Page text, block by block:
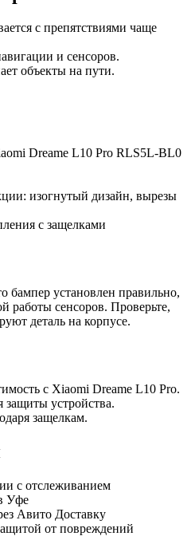
с препятствиями чаще
и сенсоров.
объекты на пути.
Dreame L10 Pro RLS5L-BL0
изогнутый дизайн, вырезы
с защелками
бампер установлен правильно,
работы сенсоров. Проверьте,
деталь на корпусе.
с Xiaomi Dreame L10 Pro.
устройства.
защелкам.
с отслеживанием
Уфе
Авито Доставку
от повреждений